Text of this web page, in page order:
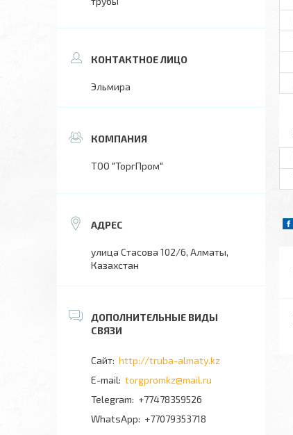
Эльмира
ТОО "ТоргПром"
улица Стасова 102/6, Алматы,
Казахстан
http://truba-almaty.kz
torgpromkz@mail.ru
+77478359526
+77079353718